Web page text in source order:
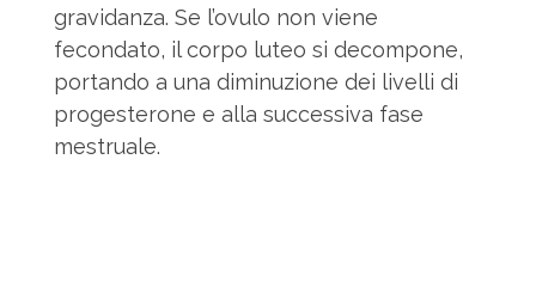
gravidanza. Se l’ovulo non viene
fecondato, il corpo luteo si decompone,
portando a una diminuzione dei livelli di
progesterone e alla successiva fase
mestruale.